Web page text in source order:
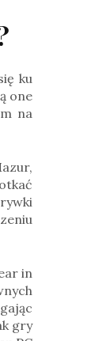
ku
one
na
in
gry